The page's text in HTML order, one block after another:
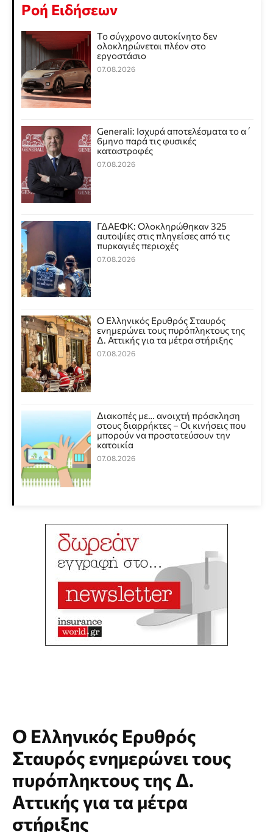
Ροή Ειδήσεων
Το σύγχρονο αυτοκίνητο δεν
ολοκληρώνεται πλέον στο
εργοστάσιο
07.08.2026
Generali: Ισχυρά αποτελέσματα το α΄
6μηνο παρά τις φυσικές
καταστροφές
07.08.2026
ΓΔΑΕΦΚ: Ολοκληρώθηκαν 325
αυτοψίες στις πληγείσες από τις
πυρκαγιές περιοχές
07.08.2026
Ο Ελληνικός Ερυθρός Σταυρός
ενημερώνει τους πυρόπληκτους της
Δ. Αττικής για τα μέτρα στήριξης
07.08.2026
Διακοπές με… ανοιχτή πρόσκληση
στους διαρρήκτες – Οι κινήσεις που
μπορούν να προστατεύσουν την
κατοικία
07.08.2026